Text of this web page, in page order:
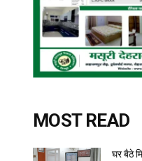
MOST READ
घर बैठे